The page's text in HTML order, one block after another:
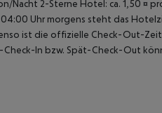
Nacht 2-Sterne Hotel: ca. 1,50 ¤
Uhr morgens steht das
ist die offizielle Check-Out-
Check-In bzw. Spät-Check-Out